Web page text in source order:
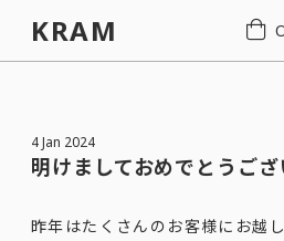
KRAM
4 Jan 2024
明けましておめでとうござ
昨年はたくさんのお客様にお越